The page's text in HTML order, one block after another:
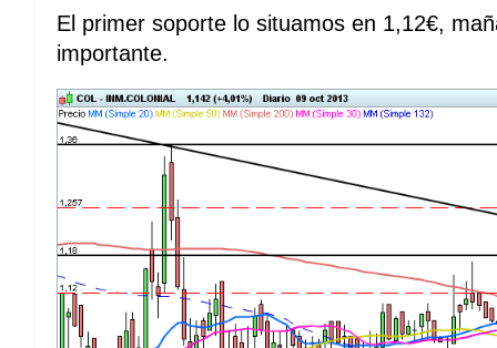
El primer soporte lo situamos en 1,12€,
importante.